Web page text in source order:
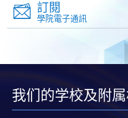
短期課程
報讀同一學歷頒
訂閱
學院電子通訊
我们的学校及附